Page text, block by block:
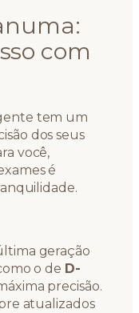
com
tem um
dos seus
você,
é
geração
o de D-
precisão.
atualizados